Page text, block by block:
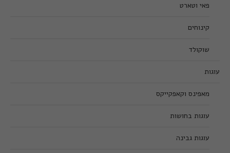
פאי וטארט
קינוחים
שוקולד
עוגות
מאפינס וקאפקייקס
עוגות בחושות
עוגות גבינה